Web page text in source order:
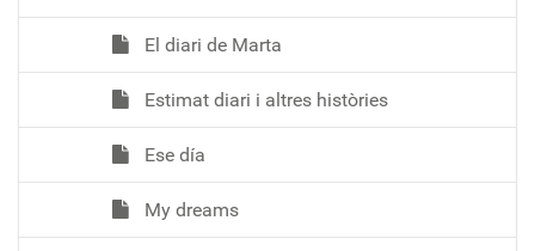
El diari de Marta
Estimat diari i altres històries
Ese día
My dreams